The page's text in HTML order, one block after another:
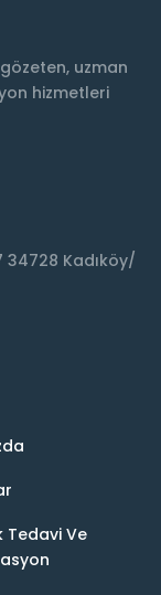
uzman
hizmetleri
34728 Kadıköy/
Tedavi Ve